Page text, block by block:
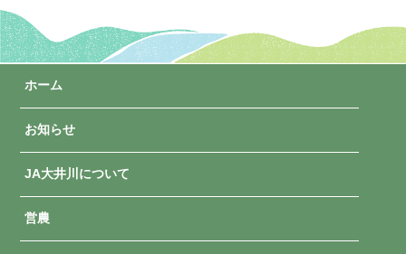
ホーム
お知らせ
JA大井川について
営農